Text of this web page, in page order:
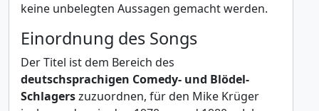
keine unbelegten Aussagen gemacht werden.
Einordnung des Songs
Der Titel ist dem Bereich des
deutschsprachigen Comedy- und Blödel-
Schlagerszuzuordnen, für den Mike Krüger